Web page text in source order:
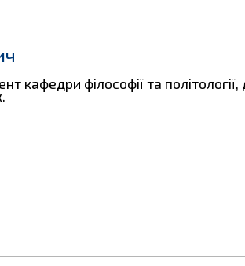
кафедри філософії та політології,